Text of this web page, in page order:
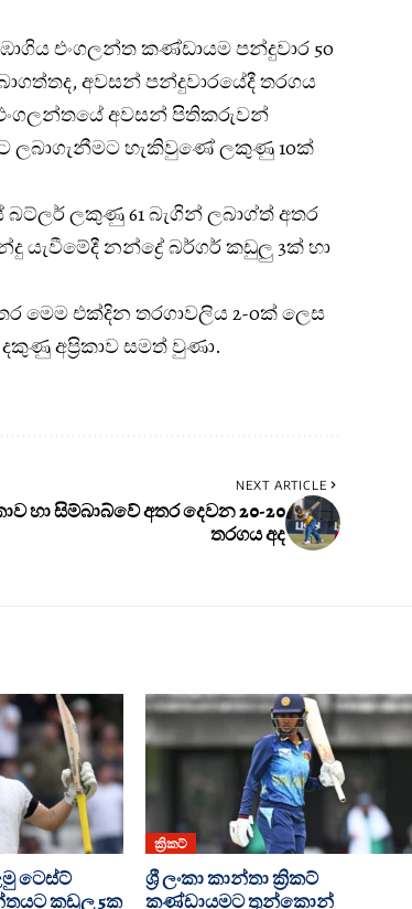
එංගලන්ත කණ්ඩායම පන්දුවාර 50
අවසන් පන්දුවාරයේදී තරගය
එංගලන්තයේ අවසන් පිතිකරුවන්
ලබාගැනීමට හැකිවුණේ ලකුණු 10ක්
ලකුණු 61 බැගින් ලබාග්ත් අතර
යැවීමේදී නන්ද්‍රේ බර්ගර් කඩුලු 3ක් හා
මෙම එක්දින තරගාවලිය 2-0ක් ලෙස
අප්‍රිකාව සමත් වුණා.
NEXT ARTICLE
හා සිම්බාබ්වේ අතර දෙවන 20-20
තරගය අද
ටෙස්ට්
කඩුලු 5ක
ක්‍රිකට්
ශ්‍රී ලංකා කාන්තා ක්‍රිකට්
කණ්ඩායමට තුන්කොන්